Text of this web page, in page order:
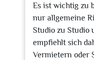
Es ist wichtig zu
nur allgemeine
Studio zu Studio
empfiehlt sich
Vermietern oder